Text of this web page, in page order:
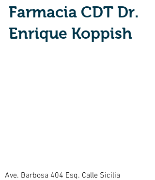
Farmacia CDT Dr.
Enrique Koppish
Ave. Barbosa 404 Esq. Calle Sicilia